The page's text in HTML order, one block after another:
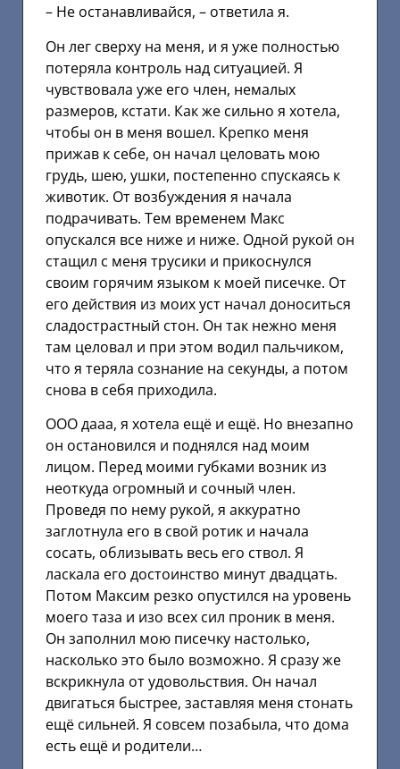
– Не останавливайся, – ответила я.
Он лег сверху на меня, и я уже полностью
потеряла контроль над ситуацией. Я
чувствовала уже его член, немалых
размеров, кстати. Как же сильно я хотела,
чтобы он в меня вошел. Крепко меня
прижав к себе, он начал целовать мою
грудь, шею, ушки, постепенно спускаясь к
животик. От возбуждения я начала
подрачивать. Тем временем Макс
опускался все ниже и ниже. Одной рукой он
стащил с меня трусики и прикоснулся
своим горячим языком к моей писечке. От
его действия из моих уст начал доноситься
сладострастный стон. Он так нежно меня
там целовал и при этом водил пальчиком,
что я теряла сознание на секунды, а потом
снова в себя приходила.
ООО дааа, я хотела ещё и ещё. Но внезапно
он остановился и поднялся над моим
лицом. Перед моими губками возник из
неоткуда огромный и сочный член.
Проведя по нему рукой, я аккуратно
заглотнула его в свой ротик и начала
сосать, облизывать весь его ствол. Я
ласкала его достоинство минут двадцать.
Потом Максим резко опустился на уровень
моего таза и изо всех сил проник в меня.
Он заполнил мою писечку настолько,
насколько это было возможно. Я сразу же
вскрикнула от удовольствия. Он начал
двигаться быстрее, заставляя меня стонать
ещё сильней. Я совсем позабыла, что дома
есть ещё и родители…